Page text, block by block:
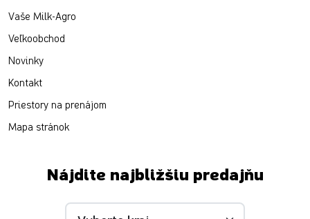
Vaše Milk-Agro
Veľkoobchod
Novinky
Kontakt
Priestory na prenájom
Mapa stránok
Nájdite najbližšiu predajňu